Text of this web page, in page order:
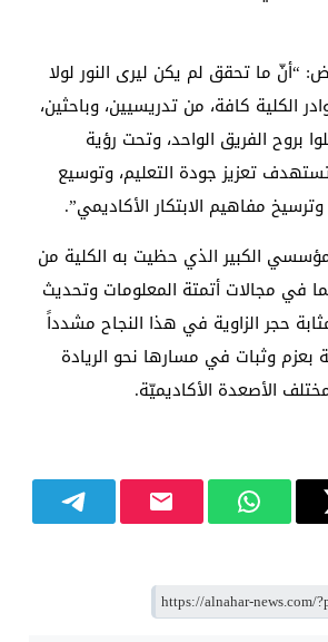
“أنّ ما تحقق لم يكن ليرى النور لولا
الكلية كافة، من تدريسيين، وباحثين،
بروح الفريق الواحد، وتحت رؤية
تعزيز جودة التعليم، وتوسيع
مفاهيم الابتكار الأكاديمي”.
الكبير الذي حظيت به الكلية من
في مجالات أتمتة المعلومات وتحديث
حجر الزاوية في هذا النجاح مشدداً
بعزم وثبات في مسارها نحو الريادة
الأصعدة الأكاديميّة.